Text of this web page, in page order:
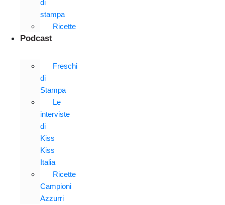
di
stampa
Ricette
Podcast
Freschi
di
Stampa
Le
interviste
di
Kiss
Kiss
Italia
Ricette
Campioni
Azzurri